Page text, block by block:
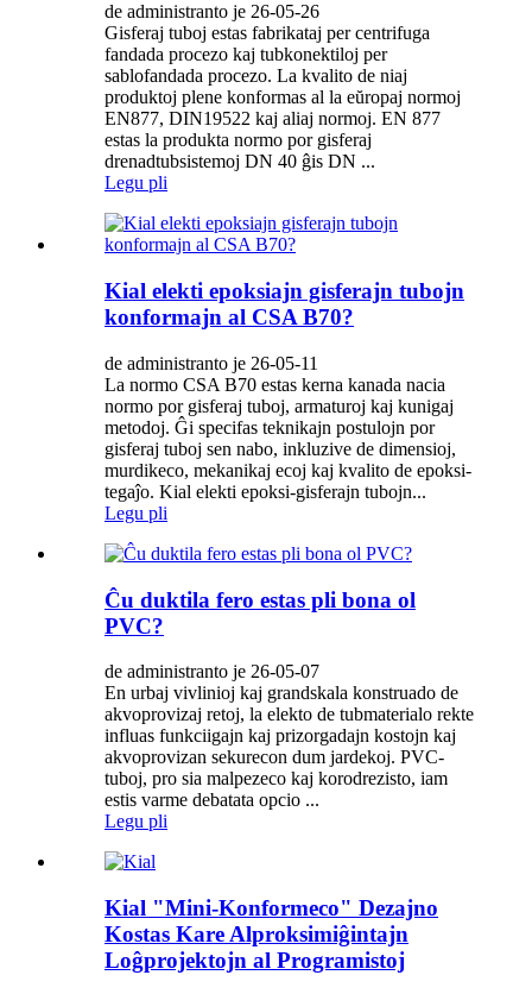
de administranto je 26-05-26
Gisferaj tuboj estas fabrikataj per centrifuga
fandada procezo kaj tubkonektiloj per
sablofandada procezo. La kvalito de niaj
produktoj plene konformas al la eŭropaj normoj
EN877, DIN19522 kaj aliaj normoj. EN 877
estas la produkta normo por gisferaj
drenadtubsistemoj DN 40 ĝis DN ...
Legu pli
Kial elekti epoksiajn gisferajn tubojn
konformajn al CSA B70?
de administranto je 26-05-11
La normo CSA B70 estas kerna kanada nacia
normo por gisferaj tuboj, armaturoj kaj kunigaj
metodoj. Ĝi specifas teknikajn postulojn por
gisferaj tuboj sen nabo, inkluzive de dimensioj,
murdikeco, mekanikaj ecoj kaj kvalito de epoksi-
tegaĵo. Kial elekti epoksi-gisferajn tubojn...
Legu pli
Ĉu duktila fero estas pli bona ol
PVC?
de administranto je 26-05-07
En urbaj vivlinioj kaj grandskala konstruado de
akvoprovizaj retoj, la elekto de tubmaterialo rekte
influas funkciigajn kaj prizorgadajn kostojn kaj
akvoprovizan sekurecon dum jardekoj. PVC-
tuboj, pro sia malpezeco kaj korodrezisto, iam
estis varme debatata opcio ...
Legu pli
Kial "Mini-Konformeco" Dezajno
Kostas Kare Alproksimiĝintajn
Loĝprojektojn al Programistoj